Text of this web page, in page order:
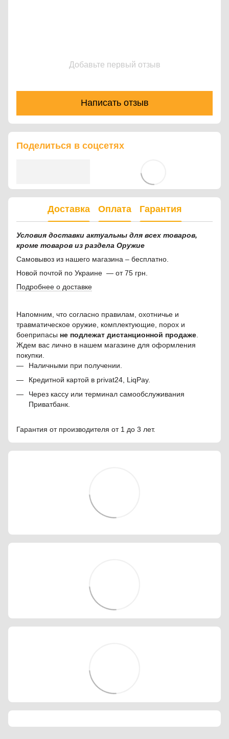
Добавьте первый отзыв
Написать отзыв
Поделиться в соцсетях
Доставка Оплата Гарантия
Условия доставки актуальны для всех товаров,
кроме товаров из раздела Оружие
Самовывоз из нашего магазина – бесплатно.
Новой почтой по Украине — от 75 грн.
Подробнее о доставке
Напомним, что согласно правилам, охотничье и
травматическое оружие, комплектующие, порох и
боеприпасы не подлежат дистанционной продаже
Ждем вас лично в нашем магазине для оформления
покупки.
Наличными при получении.
Кредитной картой в privat24, LiqPay.
Через кассу или терминал самообслуживания
Приватбанк.
Гарантия от производителя от 1 до 3 лет.